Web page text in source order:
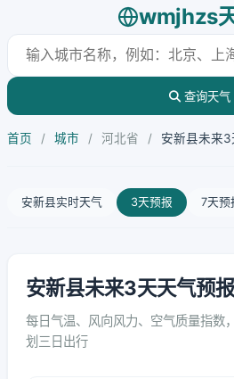
wmjhzs
查询天气
首页 / 城市 / 河北省 / 安新县未来
安新县实时天气 3天预报 7天预
安新县未来3天天气预报
每日气温、风向风力、空气质量指数
划三日出行